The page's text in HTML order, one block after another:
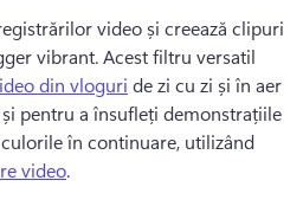
video și creează clipuri
vibrant. Acest filtru versatil
din vloguri de zi cu zi și în aer
pentru a însufleți demonstrațiile
în continuare, utilizând
video.